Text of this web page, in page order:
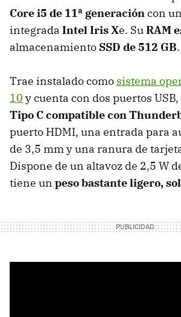
Core i5 de 11ª generacióncon
integrada Intel Iris Xe. SuRAM
almacenamiento SSD de 512 GB.
Trae instalado como sistema
10 y cuenta con dos puertos
Tipo C compatible con
puerto HDMI, una entrada para
de 3,5 mm y una ranura de
Dispone de un altavoz de 2,5 W
tiene un peso bastante ligero,